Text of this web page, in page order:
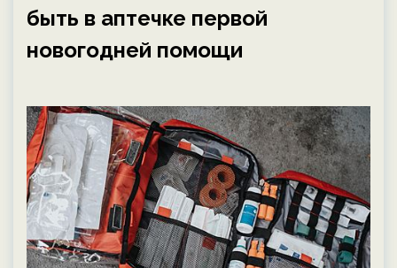
быть в аптечке первой
новогодней помощи